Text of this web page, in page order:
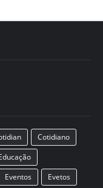
Cotidiano
Eventos Evetos